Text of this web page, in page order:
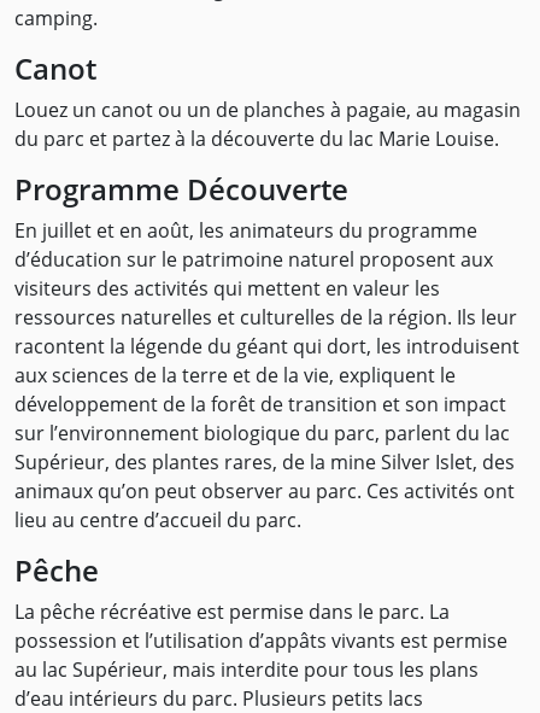
camping.
Canot
Louez un canot ou un de planches à pagaie, au magasin
du parc et partez à la découverte du lac Marie Louise.
Programme Découverte
En juillet et en août, les animateurs du programme
d’éducation sur le patrimoine naturel proposent aux
visiteurs des activités qui mettent en valeur les
ressources naturelles et culturelles de la région. Ils leur
racontent la légende du géant qui dort, les introduisent
aux sciences de la terre et de la vie, expliquent le
développement de la forêt de transition et son impact
sur l’environnement biologique du parc, parlent du lac
Supérieur, des plantes rares, de la mine Silver Islet, des
animaux qu’on peut observer au parc. Ces activités ont
lieu au centre d’accueil du parc.
Pêche
La pêche récréative est permise dans le parc. La
possession et l’utilisation d’appâts vivants est permise
au lac Supérieur, mais interdite pour tous les plans
d’eau intérieurs du parc. Plusieurs petits lacs